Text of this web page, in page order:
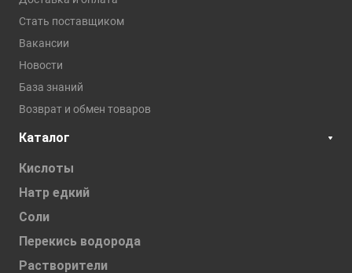
Стать поставщиком
Вакансии
Новости
База знаний
Возврат и обмен товаров
Каталог
Кислоты
Натр едкий
Соли
Перекись водорода
Растворители